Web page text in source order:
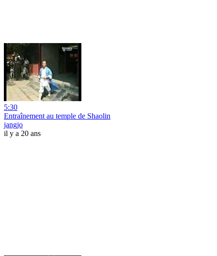
5:30
Entraînement au temple de Shaolin
jangjo
il y a 20 ans